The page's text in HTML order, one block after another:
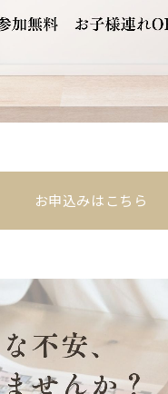
お申込みはこちら